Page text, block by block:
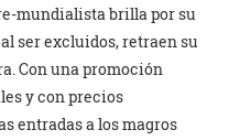
mundialista brilla por su
ser excluidos, retraen su
Con una promoción
y con precios
entradas a los magros